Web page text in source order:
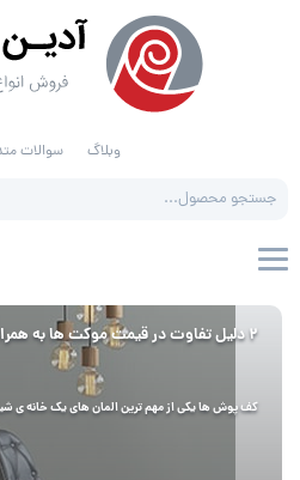
وبلاگ سوالات
search
2 دلیل تفاوت در قیمت موکت ها به همراه ارزان ترین موکت ها
کف پوش ها یکی از مهم ترین المان های یک خانه ی